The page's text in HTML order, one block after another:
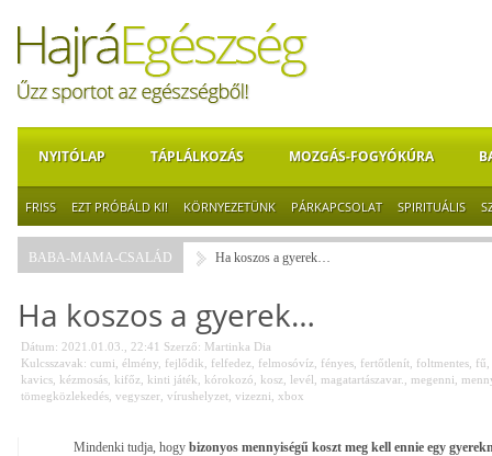
NYITÓLAP TÁPLÁLKOZÁS MOZGÁS-FOGYÓKÚRA
FRISS EZT PRÓBÁLD KI! KÖRNYEZETÜNK PÁRKAPCSOLAT SPIRITUÁLIS
BABA-MAMA-CSALÁD Ha koszos a gyerek…
Ha koszos a gyerek…
Dátum: 2021.01.03., 22:41 Szerző: Martinka Dia
Kulcsszavak: cumi élmény fejlődik felfedez felmosóvíz fényes fertőtlenít foltmentes fű
kavics kézmosás kifőz kinti játék kórokozó kosz levél magatartászavar. megenni
tömegközlekedés vegyszer vírushelyzet vizezni xbox
Mindenki tudja, hogy bizonyos mennyiségű koszt meg kell ennie egy